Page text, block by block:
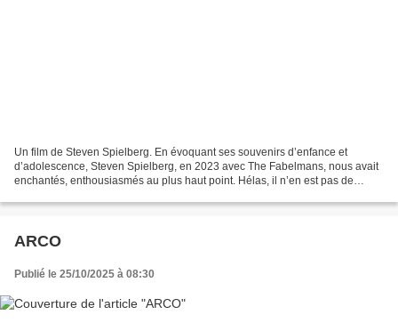
Un film de Steven Spielberg. En évoquant ses souvenirs d’enfance et
d’adolescence, Steven Spielberg, en 2023 avec The Fabelmans, nous avait
enchantés, enthousiasmés au plus haut point. Hélas, il n’en est pas de
ARCO
Publié le 25/10/2025 à 08:30